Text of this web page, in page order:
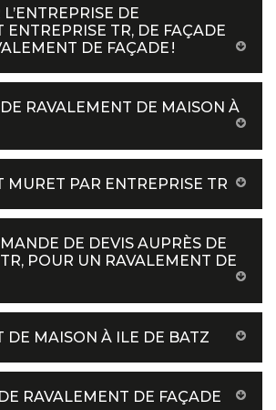
DE
ENTREPRISE TR, DE FAÇADE
DE FAÇADE !
RAVALEMENT DE MAISON À
MURET PAR ENTREPRISE TR
DE DEVIS AUPRÈS DE
POUR UN RAVALEMENT DE
DE MAISON À ILE DE BATZ
RAVALEMENT DE FAÇADE